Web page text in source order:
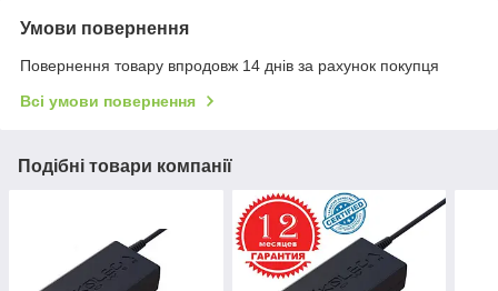
Умови повернення
Повернення товару впродовж 14 днів за рахунок покупця
Всі умови повернення
Подібні товари компанії